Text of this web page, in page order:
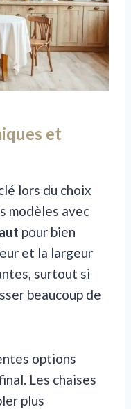
et
lors du choix
modèles avec
pour bien
et la largeur
surtout si
beaucoup de
options
Les chaises
plus